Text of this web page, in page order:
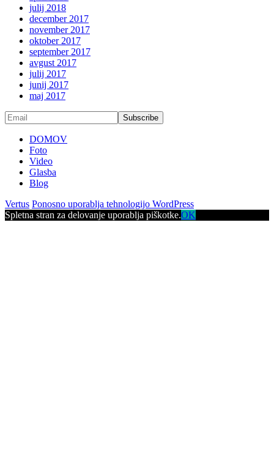
julij 2018
december 2017
november 2017
oktober 2017
september 2017
avgust 2017
julij 2017
junij 2017
maj 2017
DOMOV
Foto
Video
Glasba
Blog
Vertus Ponosno uporablja tehnologijo WordPress
Spletna stran za delovanje uporablja piškotke.OK